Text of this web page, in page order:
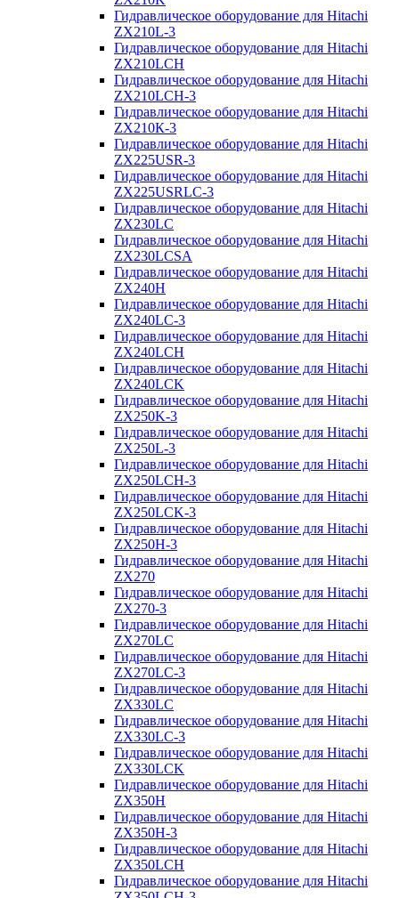
Гидравлическое оборудование для Hitachi
ZX210L-3
Гидравлическое оборудование для Hitachi
ZX210LCH
Гидравлическое оборудование для Hitachi
ZX210LCH-3
Гидравлическое оборудование для Hitachi
ZX210К-3
Гидравлическое оборудование для Hitachi
ZX225USR-3
Гидравлическое оборудование для Hitachi
ZX225USRLC-3
Гидравлическое оборудование для Hitachi
ZX230LC
Гидравлическое оборудование для Hitachi
ZX230LCSA
Гидравлическое оборудование для Hitachi
ZX240H
Гидравлическое оборудование для Hitachi
ZX240LC-3
Гидравлическое оборудование для Hitachi
ZX240LCH
Гидравлическое оборудование для Hitachi
ZX240LCK
Гидравлическое оборудование для Hitachi
ZX250K-3
Гидравлическое оборудование для Hitachi
ZX250L-3
Гидравлическое оборудование для Hitachi
ZX250LCH-3
Гидравлическое оборудование для Hitachi
ZX250LCK-3
Гидравлическое оборудование для Hitachi
ZX250Н-3
Гидравлическое оборудование для Hitachi
ZX270
Гидравлическое оборудование для Hitachi
ZX270-3
Гидравлическое оборудование для Hitachi
ZX270LC
Гидравлическое оборудование для Hitachi
ZX270LC-3
Гидравлическое оборудование для Hitachi
ZX330LC
Гидравлическое оборудование для Hitachi
ZX330LC-3
Гидравлическое оборудование для Hitachi
ZX330LCK
Гидравлическое оборудование для Hitachi
ZX350H
Гидравлическое оборудование для Hitachi
ZX350H-3
Гидравлическое оборудование для Hitachi
ZX350LCH
Гидравлическое оборудование для Hitachi